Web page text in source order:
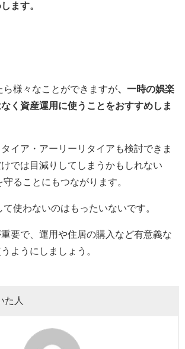
ます。
ら様々なことができますが 、一時の娯楽
く資産運用に使うことをおすすめしま
イア・アーリーリタイアも検討できま
では目減りしてしまうかもしれない
ることにもつながります。
使わないのはもったいないです。
要で、運用や住居の購入など有意義な
ようにしましょう。
た人